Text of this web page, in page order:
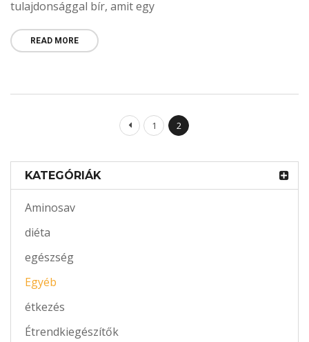
tulajdonsággal bír, amit egy
READ MORE
1 2
KATEGÓRIÁK
Aminosav
diéta
egészség
Egyéb
étkezés
Étrendkiegészítők